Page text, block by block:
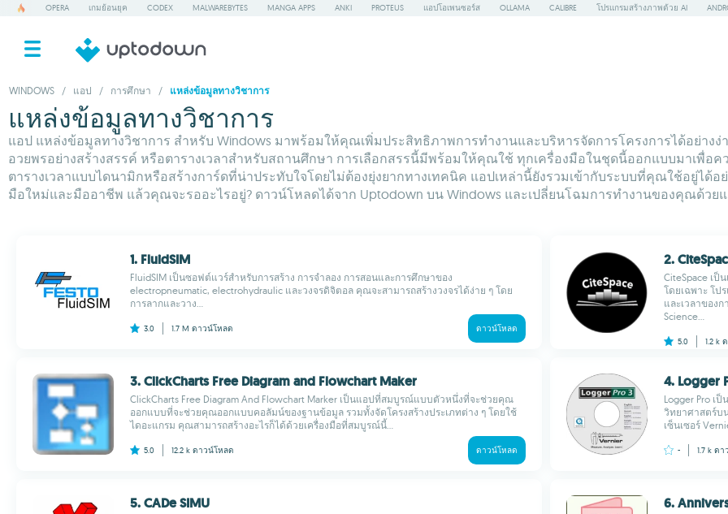
OPERA เกมย้อนยุค CODEX MALWAREBYTES MANGA APPS ANKI PROTEUS แอปโอเพนซอร์ส OLLAMA CALIBRE โปรแกรมสร้างภาพด้วย AI
WINDOWS / แอป / การศึกษา / แหล่งข้อมูลทางวิชาการ
แหล่งข้อมูลทางวิชาการ
แอป แหล่งข้อมูลทางวิชาการ สำหรับ Windows มาพร้อมให้คุณเพิ่มประสิทธิภาพการทำงานและบริหารจัดการโครงการได้อย่าง
อวยพรอย่างสร้างสรรค์ หรือตารางเวลาสำหรับสถานศึกษา การเลือกสรรนี้มีพร้อมให้คุณใช้ ทุกเครื่องมือในชุดนี้ออกแบบมาเพื่
ตารางเวลาแบบไดนามิกหรือสร้างการ์ดที่น่าประทับใจโดยไม่ต้องยุ่งยากทางเทคนิค แอปเหล่านี้ยังรวมเข้ากับระบบที่คุณใช้อยู่ได้
มือใหม่และมืออาชีพ แล้วคุณจะรออะไรอยู่? ดาวน์โหลดได้จาก Uptodown บน Windows และเปลี่ยนโฉมการทำงานของคุณด้วย
1. FluidSIM
FluidSIM เป็นซอฟต์แวร์สำหรับการสร้าง การจำลอง การสอนและการศึกษาของ
electropneumatic, electrohydraulic และวงจรดิจิตอล คุณจะสามารถสร้างวงจรได้ง่าย ๆ โดย
การลากและวาง...
3.0 1.7 M ดาวน์โหลด ดาวน์โหลด
2.
CiteSpace เป็
โดยเฉพาะ โป
และเวลาของ
Science...
5.0 1.2 k
3. ClickCharts Free Diagram and Flowchart Maker
ClickCharts Free Diagram And Flowchart Marker เป็นแอปที่สมบูรณ์แบบตัวหนึ่งที่จะช่วยคุณ
ออกแบบที่จะช่วยคุณออกแบบคอลัมน์ของฐานข้อมูล รวมทั้งจัดโครงสร้างประเภทต่าง ๆ โดยใช้
ไดอะแกรม คุณสามารถสร้างอะไรก็ได้ด้วยเครื่องมือที่สมบูรณ์นี้...
5.0 12.2 k ดาวน์โหลด ดาวน์โหลด
4. Logger
Logger Pro เ
วิทยาศาสตร์บ
เซ็นเซอร์
- 1.7 k ดา
5. CADe SIMU 6.